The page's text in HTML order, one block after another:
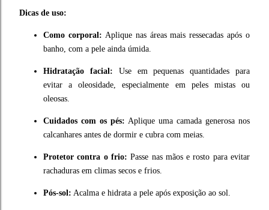
Dicas de uso:
Como corporal: Aplique nas áreas mais ressecadas após o
banho, com a pele ainda úmida.
Hidratação facial: Use em pequenas quantidades para
evitar a oleosidade, especialmente em peles mistas ou
oleosas.
Cuidados com os pés: Aplique uma camada generosa nos
calcanhares antes de dormir e cubra com meias.
Protetor contra o frio: Passe nas mãos e rosto para evitar
rachaduras em climas secos e frios.
Pós-sol: Acalma e hidrata a pele após exposição ao sol.